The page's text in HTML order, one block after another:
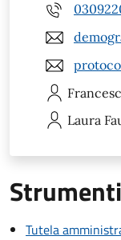
Laura
Tutela